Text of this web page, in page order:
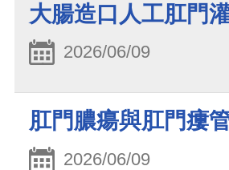
大腸造口人工肛門
2026/06/09
肛門膿瘍與肛門瘻
2026/06/09